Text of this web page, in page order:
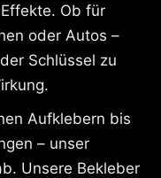
Ob für
oder Autos –
Schlüssel zu
Aufklebern bis
– unser
Unsere Bekleber